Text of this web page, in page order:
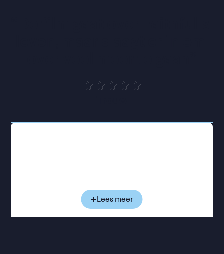
Vlak voor haar overlijden blikt Faithfull terug op
het legendarische album Broken English. Als rode
draad loopt de voortdurende strijd tussen haar
eigen verhaal en het publieke beeld dat van haar
Lees meer